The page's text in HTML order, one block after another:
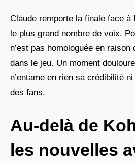
Claude remporte la finale face à
le plus grand nombre de voix.
n’est pas homologuée en
dans le jeu. Un moment
n’entame en rien sa crédibilité
des fans.
Au-delà de
les nouvelles